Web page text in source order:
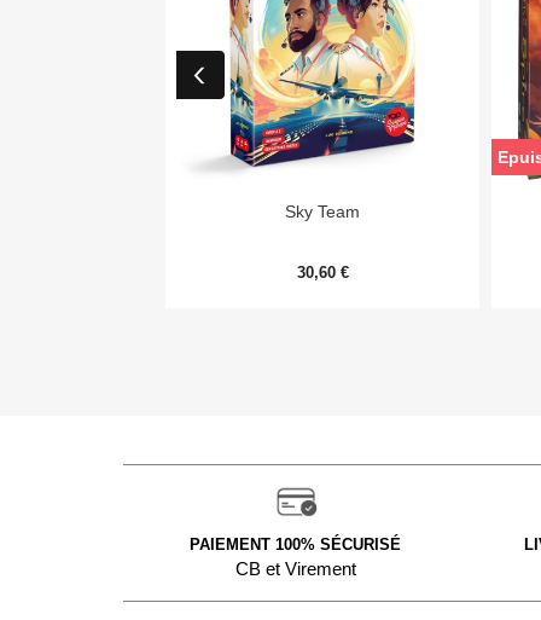
Aperçu rapide
Sky Team
30,60 €
PAIEMENT 100% SÉCURISÉ
CB et Virement